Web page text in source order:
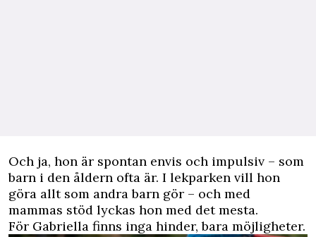
Och ja, hon är spontan envis och impulsiv – som
barn i den åldern ofta är. I lekparken vill hon
göra allt som andra barn gör – och med
mammas stöd lyckas hon med det mesta.
För Gabriella finns inga hinder, bara möjligheter.